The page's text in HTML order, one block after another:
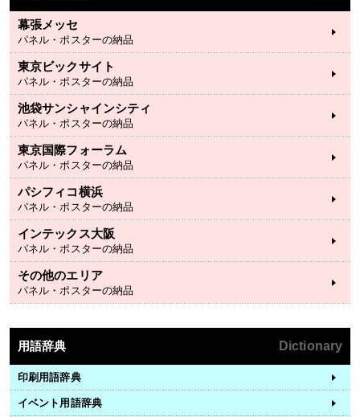
幕張メッセ
パネル・ポスターの納品
東京ビックサイト
パネル・ポスターの納品
池袋サンシャインシティ
パネル・ポスターの納品
東京国際フォーラム
パネル・ポスターの納品
パシフィコ横浜
パネル・ポスターの納品
インテックス大阪
パネル・ポスターの納品
その他のエリア
パネル・ポスターの納品
用語辞典 Dictionary
印刷用語辞典
イベント用語辞典